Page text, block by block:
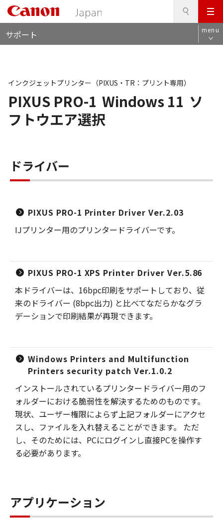
メ
ニ
ュ
サポート menu
PIXUS PRO-1 Windows 11 ソ
フトウエア選択
インクジェットプリンター（PIXUS・TR：プリント専用）
ドライバー
PIXUS PRO-1 Printer Driver Ver.2.03
IJプリンター用のプリンタードライバーです。
PIXUS PRO-1 XPS Printer Driver Ver.5.86
本ドライバーは、16bpc印刷をサポートしており、従
来のドライバー (8bpc出力) と比べてなだらかなグラ
デーションで印刷結果が再現できます。
Windows Printers and Multifunction
Printers security patch Ver.1.0.2
インストールされているプリンタードライバー用のフ
ォルダーにおける脆弱性を解決するためのものです。
現状、ユーザー権限によらず上記フォルダーにアクセ
スし、ファイルを入れ替えることができます。 ただ
し、そのためには、PCにログインし直接PCを操作す
る必要があります。
アプリケーション